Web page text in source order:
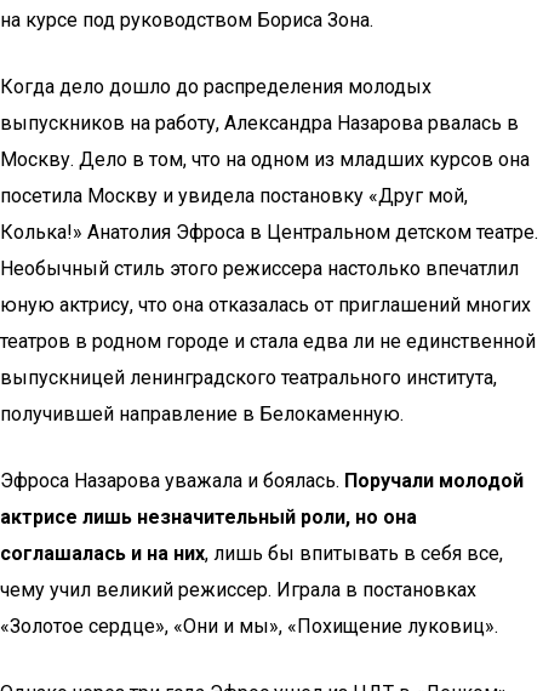
на курсе под руководством Бориса Зона.
Когда дело дошло до распределения молодых
выпускников на работу, Александра Назарова рвалась в
Москву. Дело в том, что на одном из младших курсов она
посетила Москву и увидела постановку «Друг мой,
Колька!» Анатолия Эфроса в Центральном детском театре.
Необычный стиль этого режиссера настолько впечатлил
юную актрису, что она отказалась от приглашений многих
театров в родном городе и стала едва ли не единственной
выпускницей ленинградского театрального института,
получившей направление в Белокаменную.
Эфроса Назарова уважала и боялась. Поручали молодой
актрисе лишь незначительный роли, но она
соглашалась и на них, лишь бы впитывать в себя все,
чему учил великий режиссер. Играла в постановках
«Золотое сердце», «Они и мы», «Похищение луковиц».